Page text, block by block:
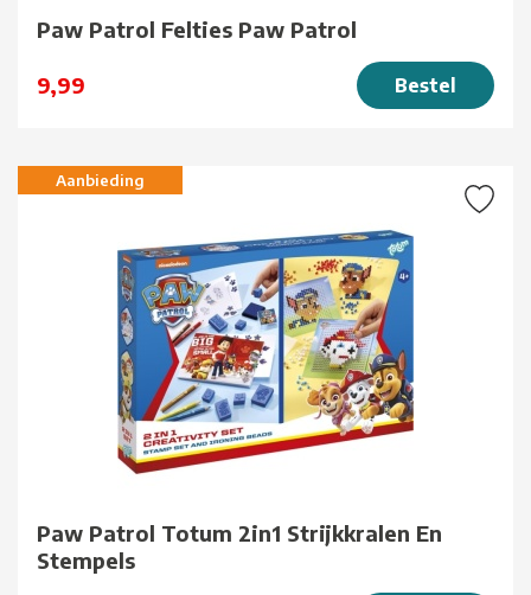
Paw Patrol Felties Paw Patrol
9,99 Bestel
Aanbieding
Paw Patrol Totum 2in1 Strijkkralen En
Stempels